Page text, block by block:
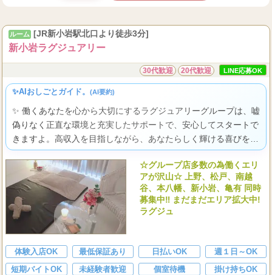
ルーム [JR新小岩駅北口より徒歩3分]
新小岩ラグジュアリー
30代歓迎 20代歓迎 LINE応募OK
✨AIおしごとガイド。 (AI要約)
✨ 働くあなたを心から大切にするラグジュアリーグループは、嘘
偽りなく正直な環境と充実したサポートで、安心してスタートで
きますよ。高収入を目指しながら、あなたらしく輝ける喜びをぜ
ひ実感してくださいね。
☆グループ店多数の為働くエリ
アが沢山☆ 上野、松戸、南越
谷、本八幡、新小岩、亀有 同時
募集中‼ まだまだエリア拡大中!
ラグジュ
体験入店OK 最低保証あり 日払いOK
週１日～OK
短期バイトOK
未経験者歓迎 個室待機
掛け持ちOK